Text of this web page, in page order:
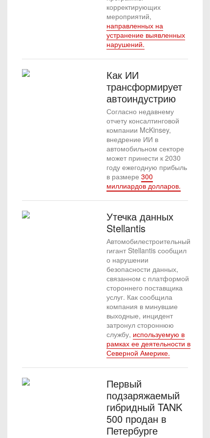
корректирующих
мероприятий,
направленных на
устранение выявленных
нарушений.
Как ИИ
трансформирует
автоиндустрию
Согласно недавнему
отчету консалтинговой
компании McKinsey,
внедрение ИИ в
автомобильном секторе
может принести к 2030
году ежегодную прибыль
в размере 300
миллиардов долларов.
Утечка данных
Stellantis
Автомобилестроительный
гигант Stellantis сообщил
о нарушении
безопасности данных,
связанном с платформой
стороннего поставщика
услуг. Как сообщила
компания в минувшие
выходные, инцидент
затронул стороннюю
службу, используемую в
рамках ее деятельности в
Северной Америке.
Первый
подзаряжаемый
гибридный TANK
500 продан в
Петербурге